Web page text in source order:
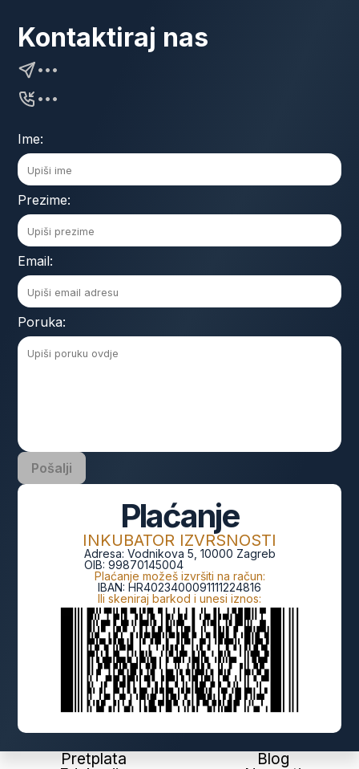
Kontaktiraj nas
•••
•••
Ime:
Prezime:
Email:
Poruka:
Pošalji
Plaćanje
INKUBATOR IZVRSNOSTI
Adresa: Vodnikova 5, 10000 Zagreb
OIB: 99870145004
Plaćanje možeš izvršiti na račun:
IBAN: HR4023400091111224816
Ili skeniraj barkod i unesi iznos:
Pretplata Blog